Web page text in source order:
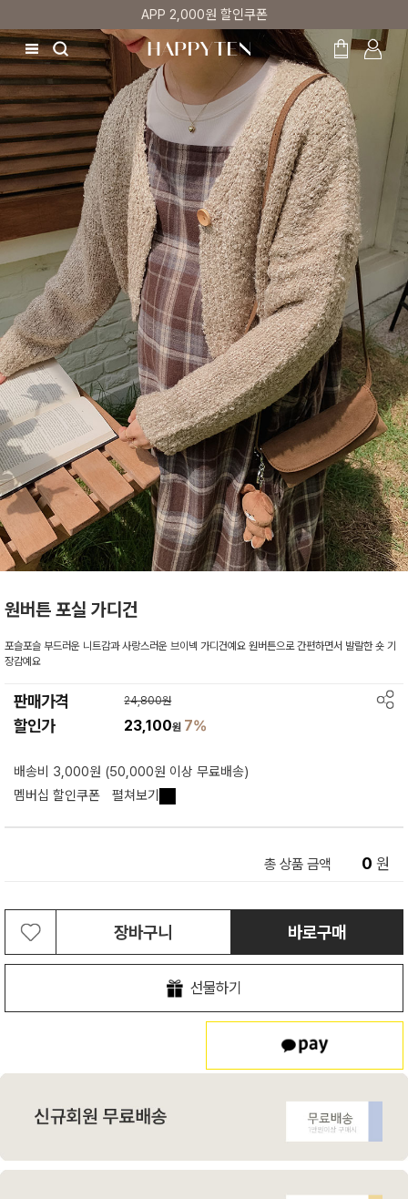
첫 구매 5% 감사쿠폰
원버튼 포실 가디건
포슬포슬 부드러운 니트감과 사랑스러운 브이넥 가디건예요 원버튼으로 간편하면서 발랄한 숏 기
장감예요
판매가격 24,800원
할인가 23,100원 7%
배송비 3,000원 (50,000원 이상 무료배송)
멤버십 할인쿠폰
펼쳐보기
총 상품 금액 0 원
장바구니 바로구매
선물하기